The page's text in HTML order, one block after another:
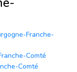
Franche-
Comté
Comté